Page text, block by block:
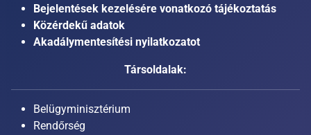
Bejelentések kezelésére vonatkozó tájékoztatás
Közérdekű adatok
Akadálymentesítési nyilatkozatot
Társoldalak:
Belügyminisztérium
Rendőrség